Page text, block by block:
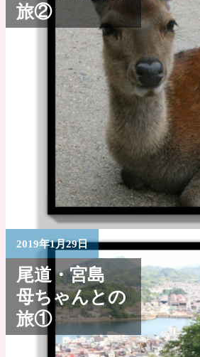
旅②
2019年1月29日
尾道・宮島
母ちゃんとの
旅①